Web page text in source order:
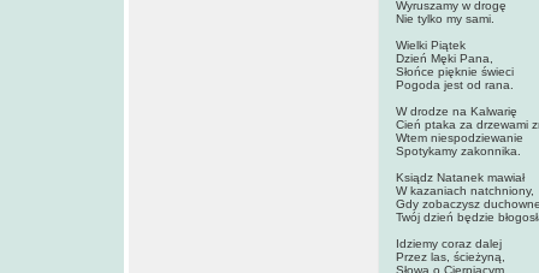
Wyruszamy w drogę
Nie tylko my sami.
Wielki Piątek
Dzień Męki Pana,
Słońce pięknie świeci
Pogoda jest od rana.
W drodze na Kalwarię
Cień ptaka za drzewami
Wtem niespodziewanie
Spotykamy zakonnika.
Ksiądz Natanek mawiał
W kazaniach natchniony,
Gdy zobaczysz
Twój dzień będzie
Idziemy coraz dalej
Przez las, ścieżyną,
Słowa o Cierpiącym